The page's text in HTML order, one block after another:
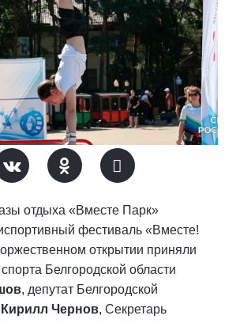
отдыха «Вместе Парк»
фестиваль «Вместе!
открытии приняли
Белгородской области
, депутат Белгородской
Кирилл Чернов, Секретарь